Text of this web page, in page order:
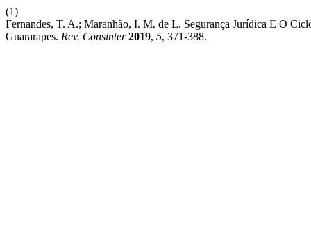
(1)
Fernandes, T. A.; Maranhão, I. M. de L. Segurança Jurídica E O
Guararapes. Rev. Consinter 2019, 5, 371-388.